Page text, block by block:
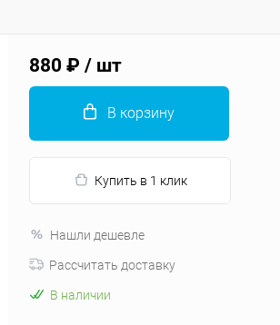
880 ₽ / шт
В корзину
Купить в 1 клик
Нашли дешевле
Рассчитать доставку
В наличии